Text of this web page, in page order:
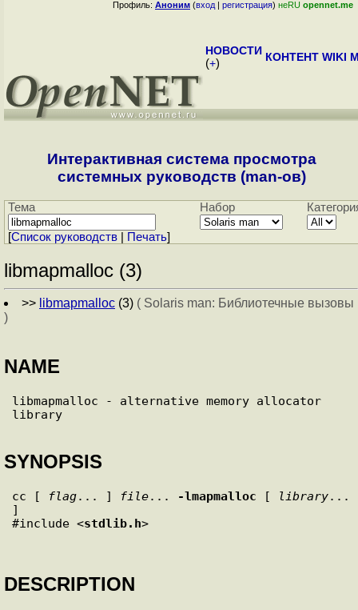
Профиль: Аноним (вход | регистрация) неRU opennet.me
НОВОСТИ
(+) КОНТЕНТ WIKI
Интерактивная система просмотра
системных руководств (man-ов)
Тема Набор
[Cписок руководств Печать]
libmapmalloc (3)
>> libmapmalloc (3) ( Solaris man: Библиотечные вызовы
)
NAME
libmapmalloc - alternative memory allocator
SYNOPSIS
cc [ flag... ] file... -lmapmalloc [ library...
]
#include <stdlib.h
DESCRIPTION